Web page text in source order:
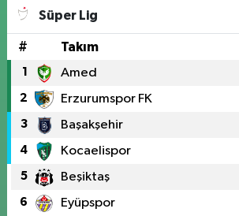
Süper Lig
# Takım
1 Amed
2 Erzurumspor FK
3 Başakşehir
4 Kocaelispor
5 Beşiktaş
6 Eyüpspor